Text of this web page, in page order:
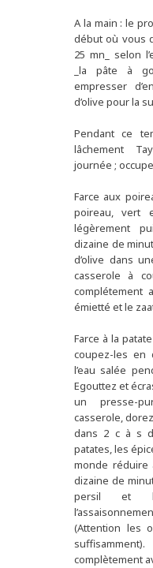
A la main : le
début où vous
25 mn_ selon
_la pâte à
empresser
d’olive pour la
Pendant ce
lâchement
journée ;
Farce aux
poireau, vert
légèrement
dizaine de
d’olive dans
casserole à
complétement
émietté et le
Farce à la
coupez-les en
l’eau salée
Egouttez et
un presse-
casserole,
dans 2 c à s
patates, les
monde réduire
dizaine de
persil et
(Attention les
complètement